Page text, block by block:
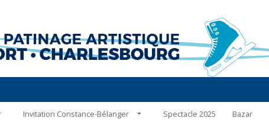
Invitation Constance-Bélanger Spectacle 2025 Bazar